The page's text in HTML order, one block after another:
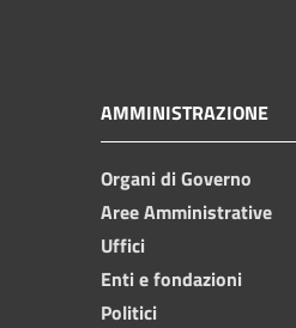
AMMINISTRAZIONE
Organi di Governo
Aree Amministrative
Uffici
Enti e fondazioni
Politici